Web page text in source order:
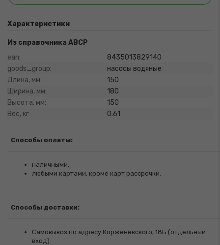
Характеристики
Из справочника ABCP
ean:
8435013829140
goods_group:
насосы водяные
Длина, мм:
150
Ширина, мм:
180
Высота, мм:
150
Вес, кг:
0.61
Способы оплаты:
наличными,
любыми картами, кроме карт рассрочки.
Способы доставки:
Самовывоз по адресу Корженевского, 18Б (отдельный
вход).